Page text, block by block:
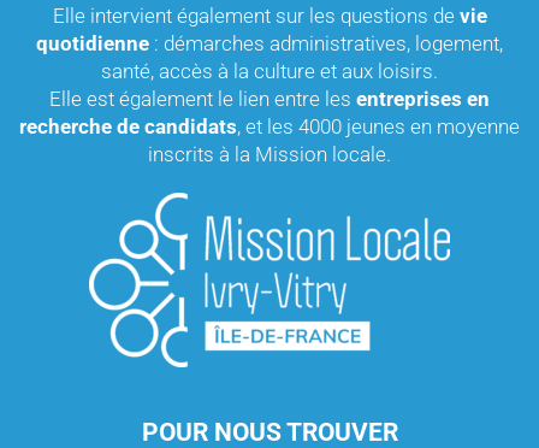
Elle intervient également sur les questions de vie
quotidienne : démarches administratives, logement,
santé, accès à la culture et aux loisirs.
Elle est également le lien entre les entreprises en
recherche de candidats, et les 4000 jeunes en moyenne
inscrits à la Mission locale.
POUR NOUS TROUVER